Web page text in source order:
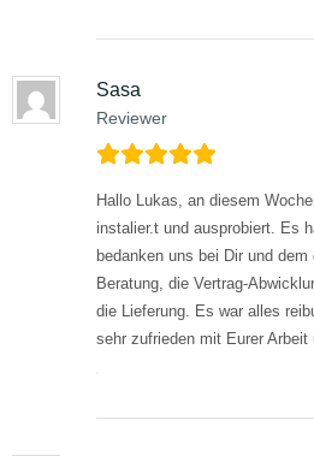
Sasa
Reviewer
Hallo Lukas, an diesem
instalier.t und ausprobiert. Es
bedanken uns bei Dir und
Beratung, die Vertrag-
die Lieferung. Es war alles
sehr zufrieden mit Eurer Arbeit